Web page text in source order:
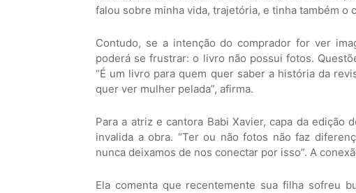
falou sobre minha vida, trajetória, e tinha também o
Contudo, se a intenção do comprador for ver
poderá se frustrar: o livro não possui fotos.
“É um livro para quem quer saber a história da
quer ver mulher pelada”, afirma.
Para a atriz e cantora Babi Xavier, capa da edição
invalida a obra. “Ter ou não fotos não faz
nunca deixamos de nos conectar por isso”. A
Ela comenta que recentemente sua filha sofreu